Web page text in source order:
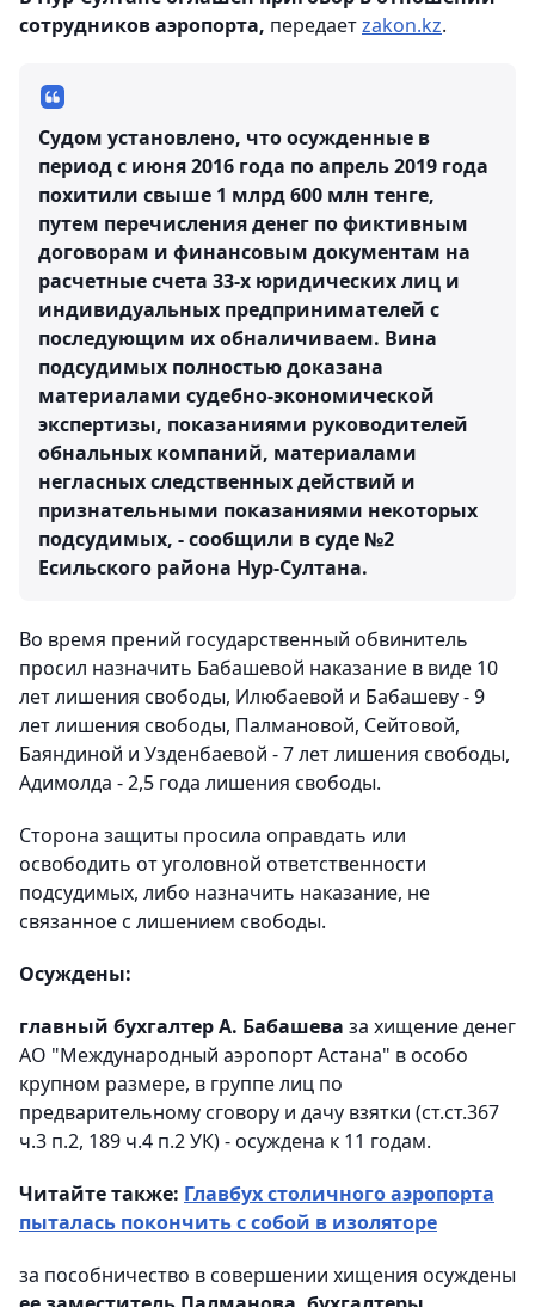
сотрудников аэропорта, передаетzakon.kz.
Судом установлено, что осужденные в
период с июня 2016 года по апрель 2019 года
похитили свыше 1 млрд 600 млн тенге,
путем перечисления денег по фиктивным
договорам и финансовым документам на
расчетные счета 33-х юридических лиц и
индивидуальных предпринимателей с
последующим их обналичиваем. Вина
подсудимых полностью доказана
материалами судебно-экономической
экспертизы, показаниями руководителей
обнальных компаний, материалами
негласных следственных действий и
признательными показаниями некоторых
подсудимых, - сообщили в суде №2
Есильского района Нур-Султана.
Во время прений государственный обвинитель
просил назначить Бабашевой наказание в виде 10
лет лишения свободы, Илюбаевой и Бабашеву - 9
лет лишения свободы, Палмановой, Сейтовой,
Баяндиной и Узденбаевой - 7 лет лишения свободы,
Адимолда - 2,5 года лишения свободы.
Сторона защиты просила оправдать или
освободить от уголовной ответственности
подсудимых, либо назначить наказание, не
связанное с лишением свободы.
Осуждены:
главный бухгалтер А. Бабашева за хищение денег
АО "Международный аэропорт Астана" в особо
крупном размере, в группе лиц по
предварительному сговору и дачу взятки (ст.ст.367
ч.3 п.2, 189 ч.4 п.2 УК) - осуждена к 11 годам.
Читайте также: Главбух столичного аэропорта
пыталась покончить с собой в изоляторе
за пособничество в совершении хищения осуждены